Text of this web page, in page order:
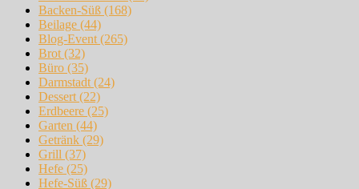
Backen-Süß (168)
Beilage (44)
Blog-Event(265)
Brot(32)
Büro (35)
Darmstadt(24)
Dessert(22)
Erdbeere (25)
Garten (44)
Getränk (29)
Grill (37)
Hefe (25)
Hefe-Süß (29)